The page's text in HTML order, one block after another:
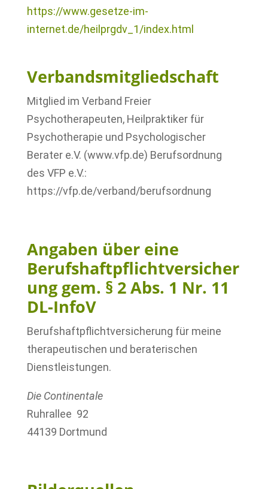
https://www.gesetze-im-
internet.de/heilprgdv_1/index.html
Verbandsmitgliedschaft
Mitglied im Verband Freier
Psychotherapeuten, Heilpraktiker für
Psychotherapie und Psychologischer
Berater e.V. (www.vfp.de) Berufsordnung
des VFP e.V.:
https://vfp.de/verband/berufsordnung
Angaben über eine
Berufshaftpflichtversicher
ung gem. § 2 Abs. 1 Nr. 11
DL-InfoV
Berufshaftpflichtversicherung für meine
therapeutischen und beraterischen
Dienstleistungen.
Die Continentale
Ruhrallee 92
44139 Dortmund